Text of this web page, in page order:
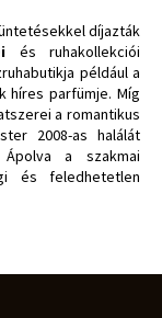
díjazták
és ruhakollekciói
például a
híres parfümje. Míg
a romantikus
2008-as halálát
a szakmai
és feledhetetlen